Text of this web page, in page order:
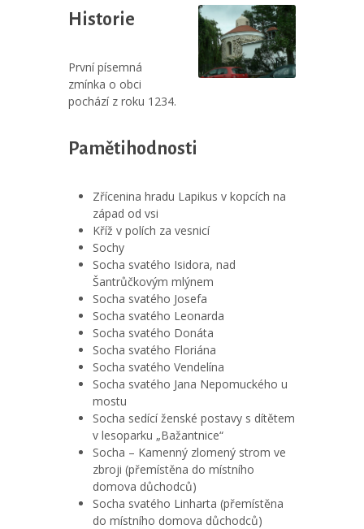
Historie
První písemná
zmínka o obci
pochází z roku 1234.
Pamětihodnosti
Zřícenina hradu Lapikus v kopcích na
západ od vsi
Kříž v polích za vesnicí
Sochy
Socha svatého Isidora, nad
Šantrůčkovým mlýnem
Socha svatého Josefa
Socha svatého Leonarda
Socha svatého Donáta
Socha svatého Floriána
Socha svatého Vendelína
Socha svatého Jana Nepomuckého u
mostu
Socha sedící ženské postavy s dítětem
v lesoparku „Bažantnice“
Socha – Kamenný zlomený strom ve
zbroji (přemístěna do místního
domova důchodců)
Socha svatého Linharta (přemístěna
do místního domova důchodců)